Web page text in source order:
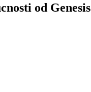
od Genesis